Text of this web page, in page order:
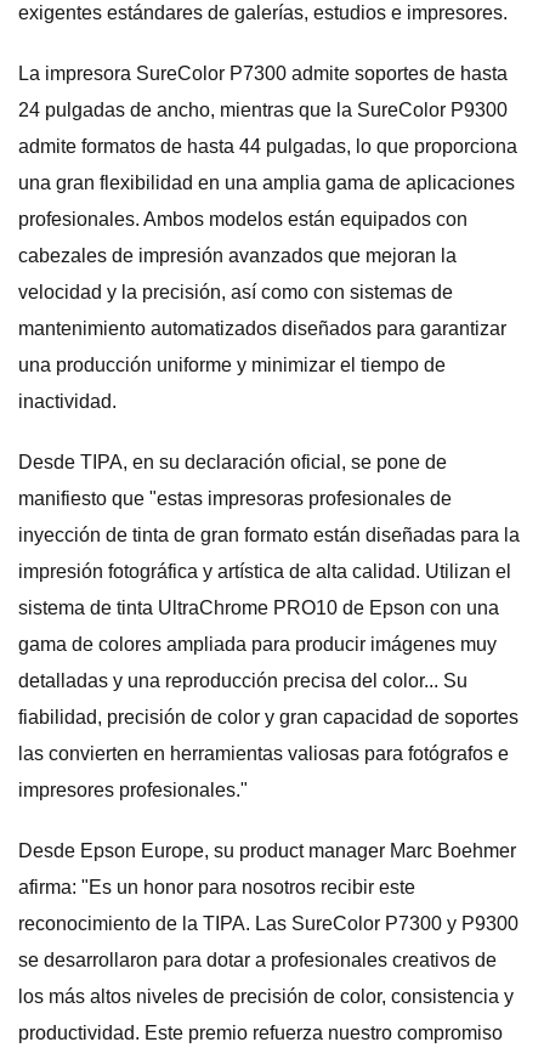
exigentes estándares de galerías, estudios e impresores.
La impresora SureColor P7300 admite soportes de hasta
24 pulgadas de ancho, mientras que la SureColor P9300
admite formatos de hasta 44 pulgadas, lo que proporciona
una gran flexibilidad en una amplia gama de aplicaciones
profesionales. Ambos modelos están equipados con
cabezales de impresión avanzados que mejoran la
velocidad y la precisión, así como con sistemas de
mantenimiento automatizados diseñados para garantizar
una producción uniforme y minimizar el tiempo de
inactividad.
Desde TIPA, en su declaración oficial, se pone de
manifiesto que "estas impresoras profesionales de
inyección de tinta de gran formato están diseñadas para la
impresión fotográfica y artística de alta calidad. Utilizan el
sistema de tinta UltraChrome PRO10 de Epson con una
gama de colores ampliada para producir imágenes muy
detalladas y una reproducción precisa del color... Su
fiabilidad, precisión de color y gran capacidad de soportes
las convierten en herramientas valiosas para fotógrafos e
impresores profesionales."
Desde Epson Europe, su product manager Marc Boehmer
afirma: "Es un honor para nosotros recibir este
reconocimiento de la TIPA. Las SureColor P7300 y P9300
se desarrollaron para dotar a profesionales creativos de
los más altos niveles de precisión de color, consistencia y
productividad. Este premio refuerza nuestro compromiso